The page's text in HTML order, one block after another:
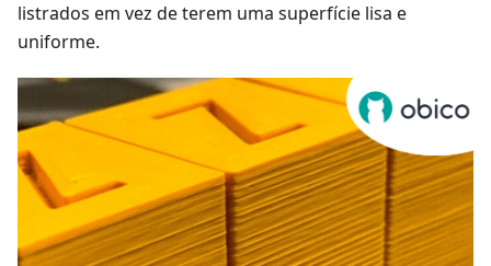
listrados em vez de terem uma superfície lisa e
uniforme.